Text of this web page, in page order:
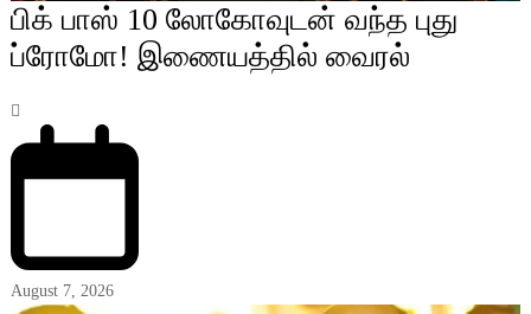
பிக் பாஸ் 10 லோகோவுடன் வந்த புது
ப்ரோமோ! இணையத்தில் வைரல்
August 7, 2026